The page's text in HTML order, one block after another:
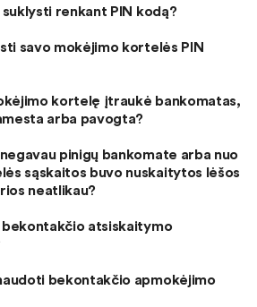
renkant PIN kodą?
savo mokėjimo kortelės PIN
kortelę įtraukė bankomatas,
arba pavogta?
pinigų bankomate arba nuo
sąskaitos buvo nuskaitytos lėšos
neatlikau?
atsiskaitymo
bekontakčio apmokėjimo